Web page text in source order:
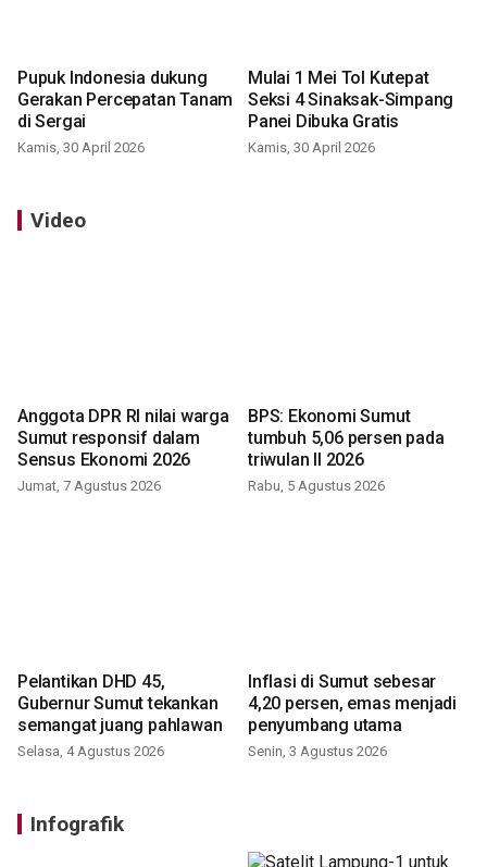
Pupuk Indonesia dukung
Gerakan Percepatan Tanam
di Sergai
Kamis, 30 April 2026
Mulai 1 Mei Tol Kutepat
Seksi 4 Sinaksak-Simpang
Panei Dibuka Gratis
Kamis, 30 April 2026
Video
Anggota DPR RI nilai warga
Sumut responsif dalam
Sensus Ekonomi 2026
Jumat, 7 Agustus 2026
BPS: Ekonomi Sumut
tumbuh 5,06 persen pada
triwulan II 2026
Rabu, 5 Agustus 2026
Pelantikan DHD 45,
Gubernur Sumut tekankan
semangat juang pahlawan
Selasa, 4 Agustus 2026
Inflasi di Sumut sebesar
4,20 persen, emas menjadi
penyumbang utama
Senin, 3 Agustus 2026
Infografik